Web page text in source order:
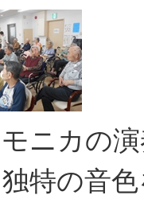
ニカの
特の音